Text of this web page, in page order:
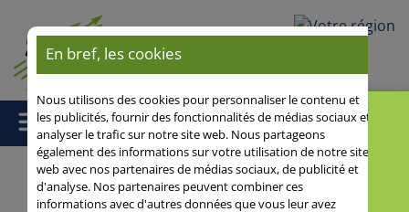
Votre région
Accueil/Avoine de printemps/ PLATIN
En bref, les cookies
Nous utilisons des cookies pour personnaliser le contenu et
les publicités, fournir des fonctionnalités de médias sociaux et
analyser le trafic sur notre site web. Nous partageons
également des informations sur votre utilisation de notre site
web avec nos partenaires de médias sociaux, de publicité et
d'analyse. Nos partenaires peuvent combiner ces
informations avec d'autres données que vous leur avez